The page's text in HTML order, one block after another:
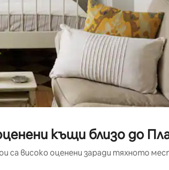
къщи близо до
са високо оценени заради тяхното